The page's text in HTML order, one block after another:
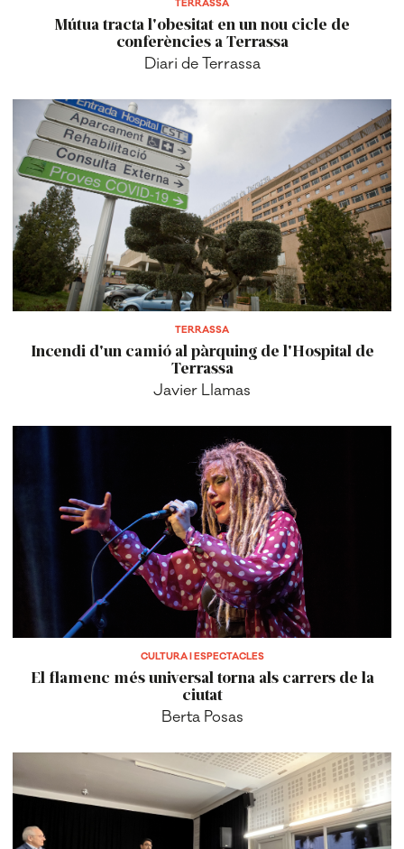
TERRASSA
Mútua tracta l'obesitat en un nou cicle de
conferències a Terrassa
Diari de Terrassa
TERRASSA
Incendi d'un camió al pàrquing de l'Hospital de
Terrassa
Javier Llamas
CULTURA I ESPECTACLES
El flamenc més universal torna als carrers de la
ciutat
Berta Posas